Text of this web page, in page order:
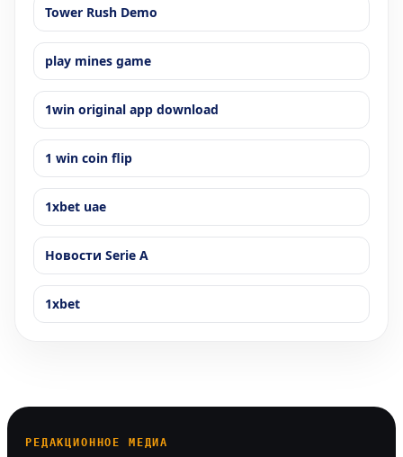
Tower Rush Demo
play mines game
1win original app download
1 win coin flip
1xbet uae
Новости Serie A
1xbet
РЕДАКЦИОННОЕ МЕДИА